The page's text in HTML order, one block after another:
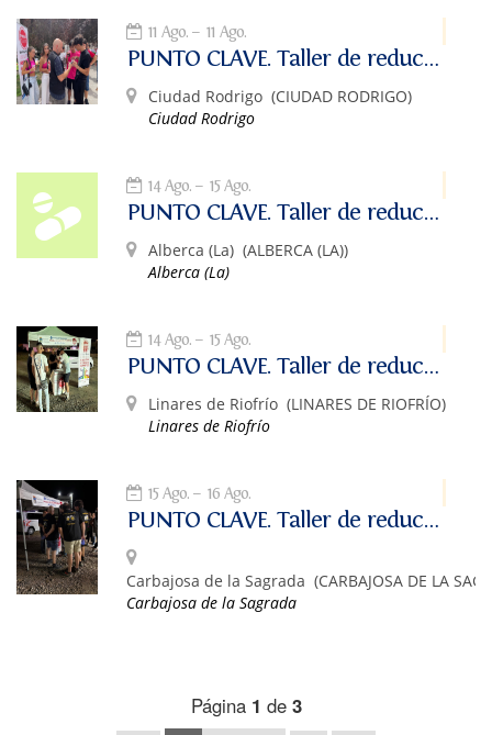
11 Ago. 11 Ago.
PUNTO CLAVE. Taller de reducción de riesgos asociados al consumo de alcohol y otras drogas.
Ciudad Rodrigo (CIUDAD RODRIGO)
Ciudad Rodrigo
14 Ago. 15 Ago.
PUNTO CLAVE. Taller de reducción de riesgos asociados al consumo de alcohol y otras drogas.
Alberca (La) (ALBERCA (LA))
Alberca (La)
14 Ago. 15 Ago.
PUNTO CLAVE. Taller de reducción de riesgos asociados al consumo de alcohol y otras drogas.
Linares de Riofrío (LINARES DE RIOFRÍO)
Linares de Riofrío
15 Ago. 16 Ago.
PUNTO CLAVE. Taller de reducción de riesgos asociados al consumo de alcohol y otras drogas.
Carbajosa de la Sagrada (CARBAJOSA DE LA
Carbajosa de la Sagrada
Página 1 de 3